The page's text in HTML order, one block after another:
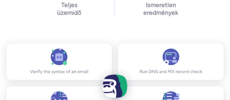
Teljes
üzemidő
Ismeretlen
eredmények